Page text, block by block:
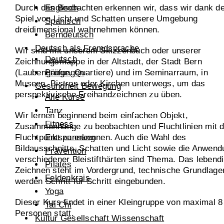
Englisch
Spanisch
Berndeutsch
Deutsch als Fremdsprache
Deutsch
Prüfungen
Gesundheit Bewegung
Alle Kurse
Tanz
Fitness
Entspannung
Prävention
Pilates
Feldenkrais
Yoga
Tai Chi
Kultur Gesellschaft Wissenschaft
Durch das Beobachten erkennen wir, dass wir dank
Spiel von Licht und Schatten unsere Umgebung
dreidimensional wahrnehmen können.
Wir sind mit unserem Skizzenbuch oder unserer
Zeichnungsmappe in der Altstadt, der Stadt Bern
(Laubengänge, Quartiere) und im Seminarraum, in
Museen, Bistros oder Kirchen unterwegs, um das
perspektivische Freihandzeichnen zu üben.
Wir lernen beginnend beim einfachen Objekt,
Zusammenhänge zu beobachten und Fluchtlinien mit
Fluchtpunkt zu erkennen. Auch die Wahl des
Bildausschnitts, Schatten und Licht sowie die
verschiedener Bleistifthärten sind Thema. Das
Zeichnen steht im Vordergrund, technische
werden Schritt für Schritt eingebunden.
Dieser Kurs findet in einer Kleingruppe von maximal 8
Personen statt.